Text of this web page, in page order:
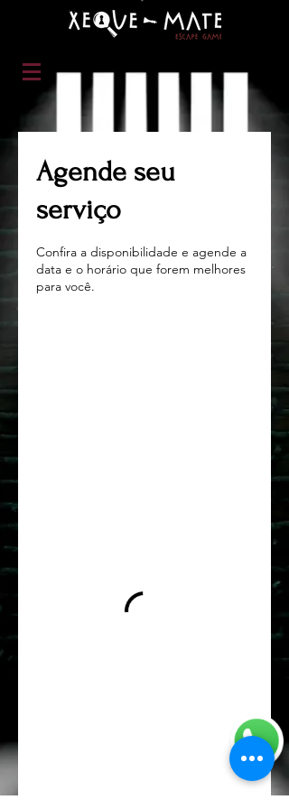
Agende seu
serviço
Confira a disponibilidade e agende a
data e o horário que forem melhores
para você.